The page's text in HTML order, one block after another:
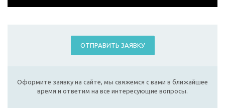
ОТПРАВИТЬ ЗАЯВКУ
Оформите заявку на сайте, мы свяжемся с вами в ближайшее
время и ответим на все интересующие вопросы.